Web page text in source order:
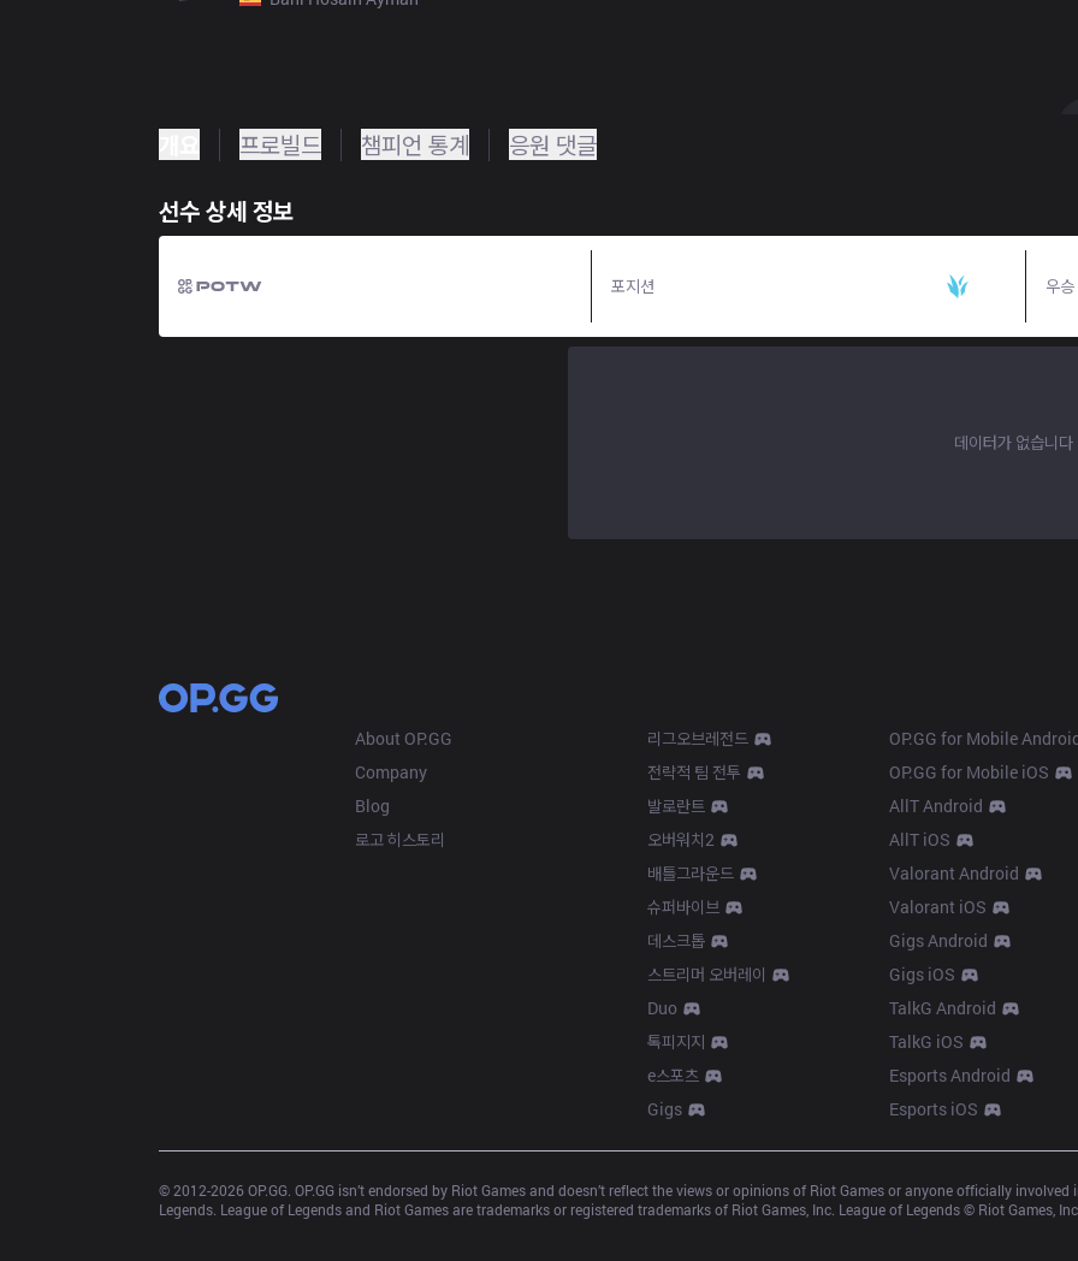
프로빌드 챔피언 통계 응원 댓글
선수 상세 정보
포지션 우승
데이터가 없습니다
About OP.GG
Company
Blog
로고 히스토리
리그오브레전드
전략적 팀 전투
발로란트
오버워치2
배틀그라운드
슈퍼바이브
데스크톱
스트리머 오버레이
Duo
톡피지지
e스포츠
Gigs
OP.GG for Mobile
OP.GG for Mobile iOS
AllT Android
AllT iOS
Valorant Android
Valorant iOS
Gigs Android
Gigs iOS
TalkG Android
TalkG iOS
Esports Android
Esports iOS
© 2012-2026 OP.GG. OP.GG isn’t endorsed by Riot Games and doesn’t reflect the views or opinions of Riot Games or anyone officially
Legends. League of Legends and Riot Games are trademarks or registered trademarks of Riot Games, Inc. League of Legends © Riot Games, Inc.